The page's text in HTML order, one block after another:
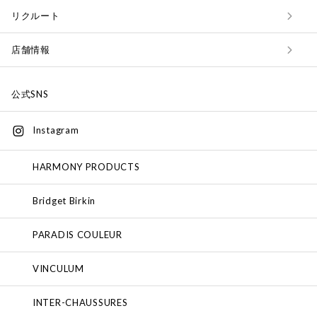
リクルート
店舗情報
公式SNS
Instagram
HARMONY PRODUCTS
Bridget Birkin
PARADIS COULEUR
VINCULUM
INTER-CHAUSSURES